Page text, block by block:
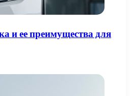
и ее преимущества для